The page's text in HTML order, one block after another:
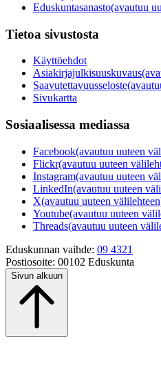
Eduskuntasanasto(avautuu
Tietoa sivustosta
Käyttöehdot
Asiakirjajulkisuuskuvaus
Saavutettavuusseloste
Sivukartta
Sosiaalisessa mediassa
Facebook(avautuu uuteen
Flickr(avautuu uuteen
Instagram(avautuu uuteen
LinkedIn(avautuu uuteen
X(avautuu uuteen
Youtube(avautuu uuteen
Threads(avautuu uuteen
Eduskunnan vaihde: 09 4321
Postiosoite: 00102 Eduskunta
Sivun alkuun